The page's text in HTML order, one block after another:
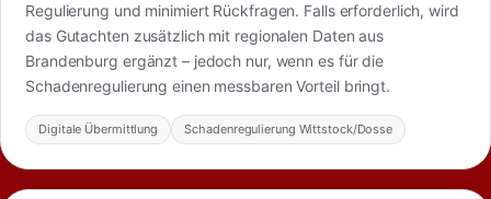
Regulierung und minimiert Rückfragen. Falls erforderlich, wird
das Gutachten zusätzlich mit regionalen Daten aus
Brandenburg ergänzt – jedoch nur, wenn es für die
Schadenregulierung einen messbaren Vorteil bringt.
Digitale Übermittlung Schadenregulierung Wittstock/Dosse